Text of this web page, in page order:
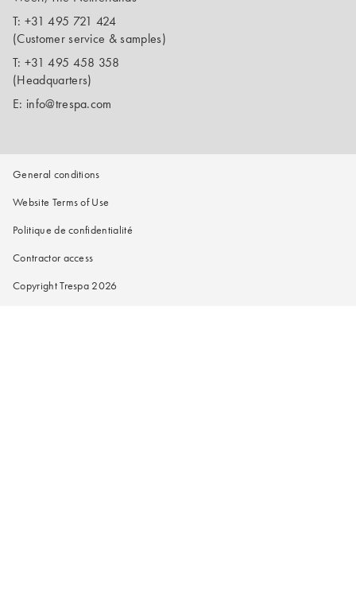
T: +31 495 721 424
(Customer service & samples)
T: +31 495 458 358
(Headquarters)
E: info@trespa.com
General conditions
Website Terms of Use
Politique de confidentialité
Contractor access
Copyright Trespa 2026